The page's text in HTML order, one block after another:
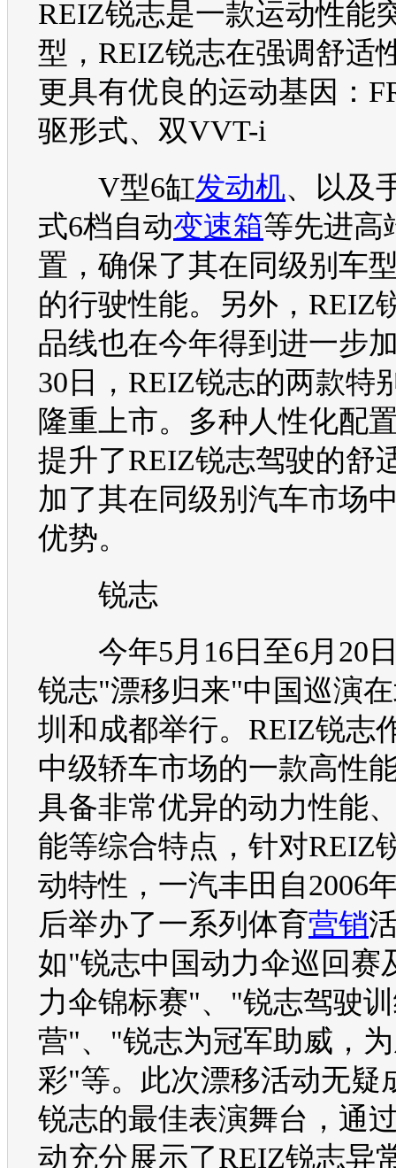
REIZ锐志是一款运动性能
型 ， REIZ锐志在强调舒适
更具有优良的运动基因：
驱形式、双VVT-i
V型6缸发动机、以及
式6档自动变速箱等先进高
置，确保了其在同级别 车
的行驶性能。另外， REIZ
品线也在今年得到进一步
30日， REIZ锐志的两款特
隆重上市。多种人性化配
提升了REIZ锐志驾驶的舒
加了其在同级别 汽车市场
优势。
锐志
今年5月16日至6月20
锐志"漂移归来"中国巡演
圳和成都举行。 REIZ锐志
中级轿车市场的一款高性
具备非常优异的动力性能
能等综合特点，针对REIZ
动特性， 一汽丰田 自2006
后举办了一系列体育营销
如"锐志中国动力伞巡回赛
力伞锦标赛"、"锐志驾驶
营"、"锐志为冠军助威，
彩"等。此次漂移活动无疑
锐志的最佳表演舞台，通
动充分展示了REIZ锐志异